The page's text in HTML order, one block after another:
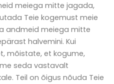
meiega mitte jagada,
Teie kogemust meie
andmeid meiega mitte
halvemini. Kui
mõistate, et kogume,
seda vastavalt
Teil on õigus nõuda Teie